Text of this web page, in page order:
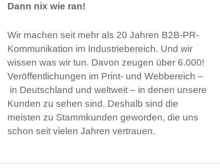
Dann nix wie ran!
Wir machen seit mehr als 20 Jahren B2B-PR-
Kommunikation im Industriebereich. Und wir
wissen was wir tun. Davon zeugen über 6.000!
Veröffentlichungen im Print- und Webbereich –
in Deutschland und weltweit – in denen unsere
Kunden zu sehen sind. Deshalb sind die
meisten zu Stammkunden geworden, die uns
schon seit vielen Jahren vertrauen.